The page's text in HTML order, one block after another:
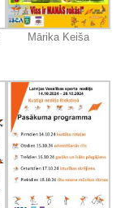
Mārika Keiša